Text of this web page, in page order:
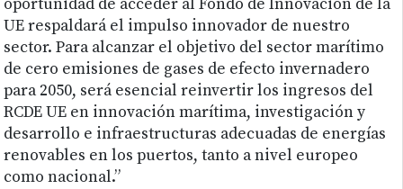
oportunidad de acceder al Fondo de Innovación de la
UE respaldará el impulso innovador de nuestro
sector. Para alcanzar el objetivo del sector marítimo
de cero emisiones de gases de efecto invernadero
para 2050, será esencial reinvertir los ingresos del
RCDE UE en innovación marítima, investigación y
desarrollo e infraestructuras adecuadas de energías
renovables en los puertos, tanto a nivel europeo
como nacional.”